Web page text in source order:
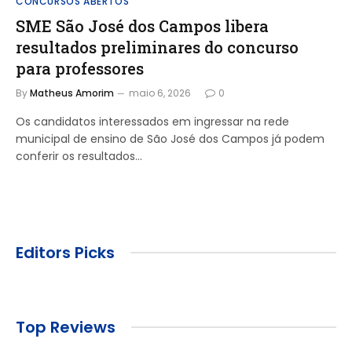
SME São José dos Campos libera
resultados preliminares do concurso
para professores
ByMatheus Amorim maio 6, 2026 0
Os candidatos interessados em ingressar na rede
municipal de ensino de São José dos Campos já podem
conferir os resultados…
Editors Picks
Top Reviews